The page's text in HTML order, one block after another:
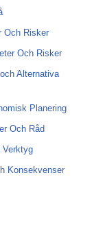
Och Risker
Och Risker
Alternativa
Planering
Och Råd
Verktyg
Konsekvenser